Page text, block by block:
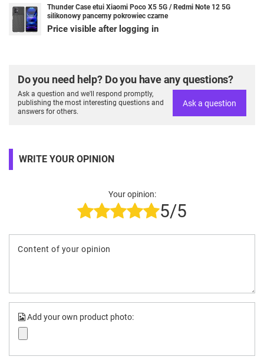
Thunder Case etui Xiaomi Poco X5 5G / Redmi Note 12 5G
silikonowy pancerny pokrowiec czarne
Price visible after logging in
Do you need help? Do you have any questions?
Ask a question and we'll respond promptly,
publishing the most interesting questions and
answers for others.
Ask a question
WRITE YOUR OPINION
Your opinion:
5/5
Content of your opinion
Add your own product photo: